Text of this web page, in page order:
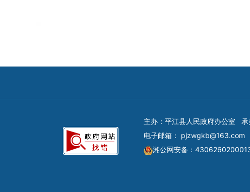
主办：平江县人民政府办公室 承
电子邮箱： pjzwgkb@163.com
湘公网安备：